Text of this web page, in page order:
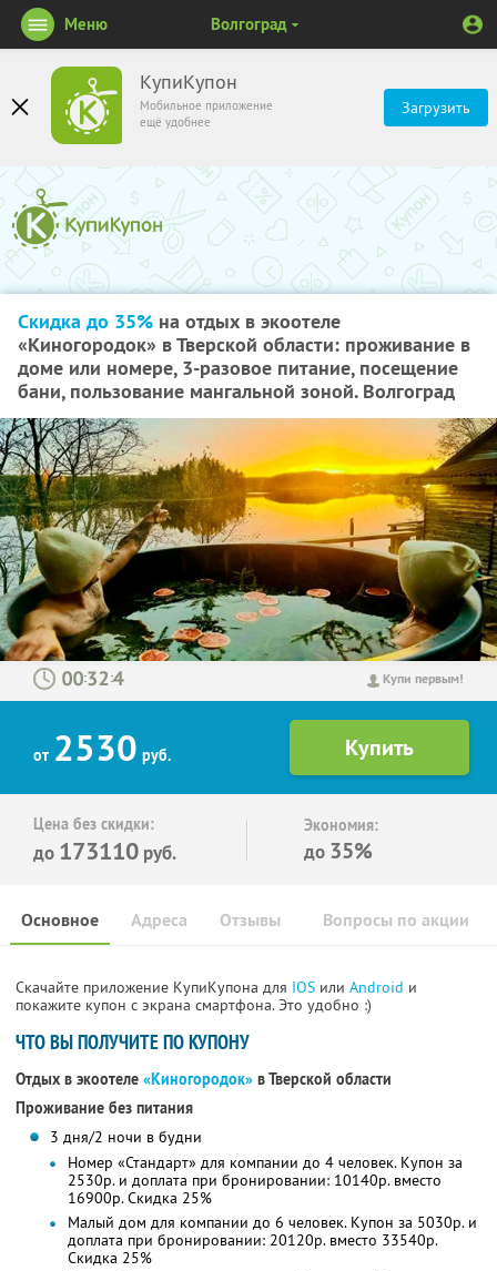
КупиКупон
Мобильное приложение
ещё удобнее
Загрузить
Меню Волгоград
Скидка до 35% на отдых в экоотеле
«Киногородок» в Тверской области: проживание в
доме или номере, 3-разовое питание, посещение
бани, пользование мангальной зоной. Волгоград
Купи первым!
: :
от 2530 руб.
Цена без скидки:
до 173110 руб.
Экономия:
до 35%
Основное Отзывы Вопросы по акции
Адреса
Скачайте приложение КупиКупона для IOS или Android и
покажите купон с экрана смартфона. Это удобно :)
ЧТО ВЫ ПОЛУЧИТЕ ПО КУПОНУ
Отдых в экоотеле «Киногородок» в Тверской области
Проживание без питания
3 дня/2 ночи в будни
Номер «Стандарт» для компании до 4 человек. Купон за
2530р. и доплата при бронировании: 10140р. вместо
16900р. Скидка 25%
Малый дом для компании до 6 человек. Купон за 5030р. и
доплата при бронировании: 20120р. вместо 33540р.
Скидка 25%